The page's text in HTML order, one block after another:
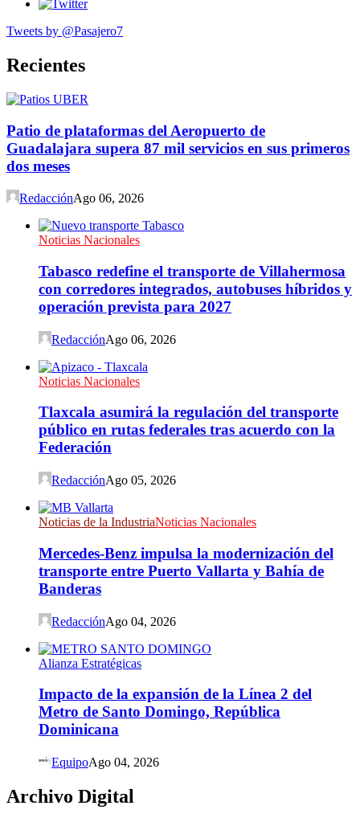
Tweets by @Pasajero7
Recientes
Patio de plataformas del Aeropuerto de
Guadalajara supera 87 mil servicios en sus primeros
dos meses
RedacciónAgo 06, 2026
Noticias Nacionales
Tabasco redefine el transporte de Villahermosa
con corredores integrados, autobuses híbridos y
operación prevista para 2027
RedacciónAgo 06, 2026
Noticias Nacionales
Tlaxcala asumirá la regulación del transporte
público en rutas federales tras acuerdo con la
Federación
RedacciónAgo 05, 2026
Noticias de la IndustriaNoticias Nacionales
Mercedes-Benz impulsa la modernización del
transporte entre Puerto Vallarta y Bahía de
Banderas
RedacciónAgo 04, 2026
Alianza Estratégicas
Impacto de la expansión de la Línea 2 del
Metro de Santo Domingo, República
Dominicana
EquipoAgo 04, 2026
Archivo Digital